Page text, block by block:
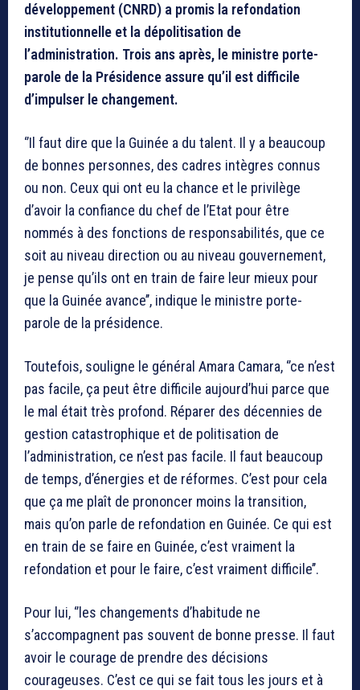
développement (CNRD) a promis la refondation
institutionnelle et la dépolitisation de
l’administration. Trois ans après, le ministre porte-
parole de la Présidence assure qu’il est difficile
d’impulser le changement.
‘’Il faut dire que la Guinée a du talent. Il y a beaucoup
de bonnes personnes, des cadres intègres connus
ou non. Ceux qui ont eu la chance et le privilège
d’avoir la confiance du chef de l’Etat pour être
nommés à des fonctions de responsabilités, que ce
soit au niveau direction ou au niveau gouvernement,
je pense qu’ils ont en train de faire leur mieux pour
que la Guinée avance’’, indique le ministre porte-
parole de la présidence.
Toutefois, souligne le général Amara Camara, ‘’ce n’est
pas facile, ça peut être difficile aujourd’hui parce que
le mal était très profond. Réparer des décennies de
gestion catastrophique et de politisation de
l’administration, ce n’est pas facile. Il faut beaucoup
de temps, d’énergies et de réformes. C’est pour cela
que ça me plaît de prononcer moins la transition,
mais qu’on parle de refondation en Guinée. Ce qui est
en train de se faire en Guinée, c’est vraiment la
refondation et pour le faire, c’est vraiment difficile’’.
Pour lui, ‘’les changements d’habitude ne
s’accompagnent pas souvent de bonne presse. Il faut
avoir le courage de prendre des décisions
courageuses. C’est ce qui se fait tous les jours et à